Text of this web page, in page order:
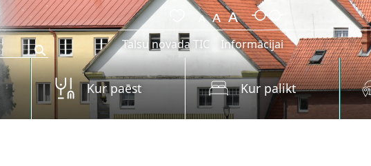
Talsu novada TIC Informācijai
Kur paēst Kur palikt